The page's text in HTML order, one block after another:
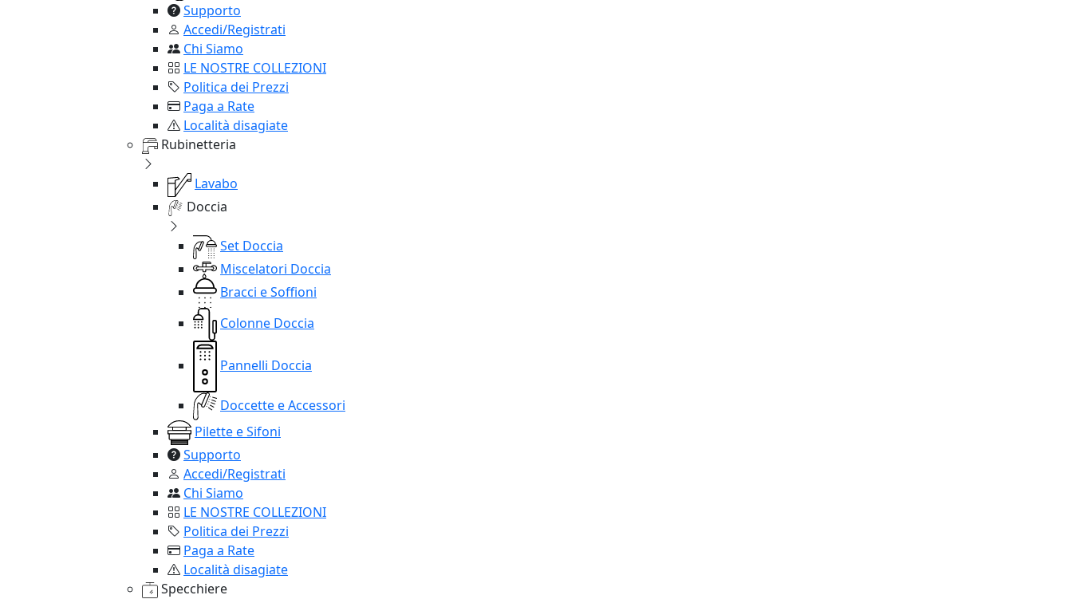
Supporto
Accedi/Registrati
Chi Siamo
LE NOSTRE COLLEZIONI
Politica dei Prezzi
Paga a Rate
Località disagiate
Rubinetteria
Lavabo
Doccia
Set Doccia
Miscelatori Doccia
Bracci e Soffioni
Colonne Doccia
Pannelli Doccia
Doccette e Accessori
Pilette e Sifoni
Supporto
Accedi/Registrati
Chi Siamo
LE NOSTRE COLLEZIONI
Politica dei Prezzi
Paga a Rate
Località disagiate
Specchiere